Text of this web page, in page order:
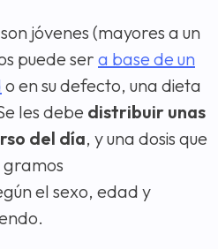
jóvenes (mayores a un
puede ser a base de un
o en su defecto, una dieta
les debe distribuir unas
del día, y una dosis que
el sexo, edad y